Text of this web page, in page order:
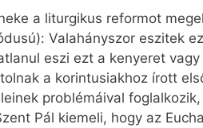
a liturgikus reformot
Valahányszor eszitek
eszi ezt a kenyeret
a korin­tu­siakhoz írott
problémáival
Pál kiemeli, hogy az